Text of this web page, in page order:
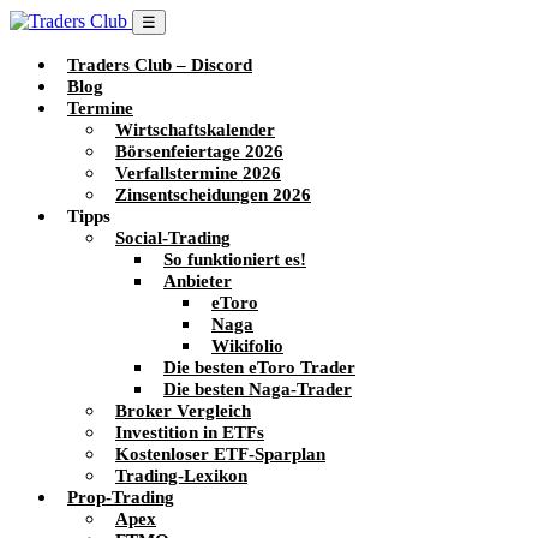
☰
Traders Club – Discord
Blog
Termine
Wirtschaftskalender
Börsenfeiertage 2026
Verfallstermine 2026
Zinsentscheidungen 2026
Tipps
Social-Trading
So funktioniert es!
Anbieter
eToro
Naga
Wikifolio
Die besten eToro Trader
Die besten Naga-Trader
Broker Vergleich
Investition in ETFs
Kostenloser ETF-Sparplan
Trading-Lexikon
Prop-Trading
Apex